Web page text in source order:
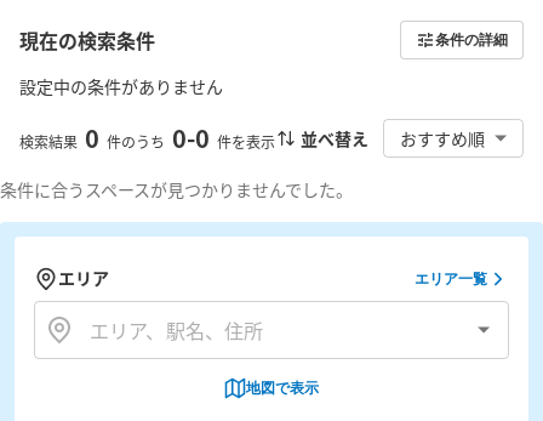
現在の検索条件 条件の詳細
設定中の条件がありません
検索結果 0 件のうち 0-0 件を表示 並べ替え おすすめ順
条件に合うスペースが見つかりませんでした。
エリア エリア一覧
地図で表示